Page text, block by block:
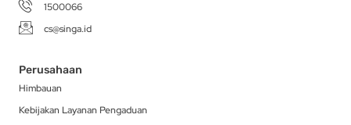
1500066
cs@singa.id
Perusahaan
Himbauan
Kebijakan Layanan Pengaduan